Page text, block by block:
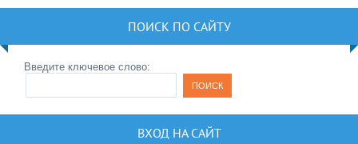
ПОИСК ПО САЙТУ
Введите ключевое слово:
ВХОД НА САЙТ